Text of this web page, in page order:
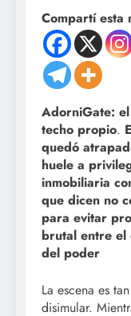
Compartí esta
AdorniGate:
techo propio.
quedó
huele a
inmobiliaria
que dicen no
para evitar
brutal entre el
del poder
La escena es
disimular.